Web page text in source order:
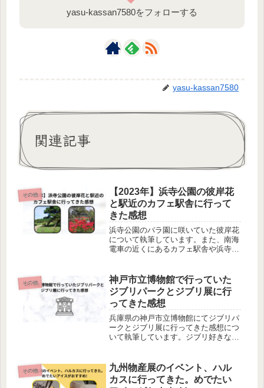
yasu-kassan7580をフォローする
yasu-kassan7580
関連記事
その他
【2023年】浜寺公園の彼岸花
と駅近のカフェ駅舎に行って
きた感想
浜寺公園のバラ園に咲いていた彼岸花
について執筆しています。また、南海
電車の近くにあるカフェ駅舎や浜寺公
その他
神戸市立博物館で行っていた
ジブリパークとジブリ展に行
ってきた感想
兵庫県の神戸市立博物館にてジブリパ
ークとジブリ展に行ってきた感想につ
いて執筆しています。ジブリ好きな人
とめいちゃんの気持ちに寄り添う事が
できました。他にも見どころがたくさ
んあります。
その他
九州物産展のイベント、ハル
カスに行ってきた。めでたい